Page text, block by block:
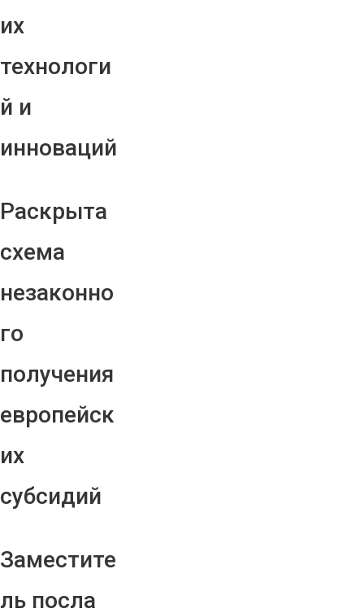
их
технологи
й и
инноваций
Раскрыта
схема
незаконно
го
получения
европейск
их
субсидий
Заместите
ль посла